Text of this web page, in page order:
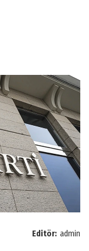
Editör: admin